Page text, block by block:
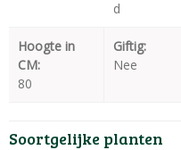
d
Hoogte in
CM:
80
Giftig:
Nee
Soortgelijke planten